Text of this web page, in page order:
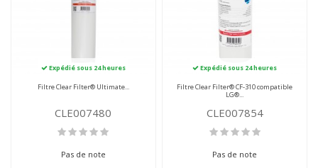
Expédié sous 24 heures
Filtre Clear Filter® Ultimate...
CLE007480
Pas de note
Expédié sous 24 heures
Filtre Clear Filter® CF-310 compatible
LG®...
CLE007854
Pas de note